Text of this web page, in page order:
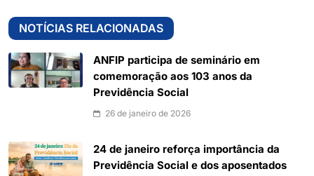
NOTÍCIAS RELACIONADAS
ANFIP participa de seminário em
comemoração aos 103 anos da
Previdência Social
26 de janeiro de 2026
24 de janeiro reforça importância da
Previdência Social e dos aposentados